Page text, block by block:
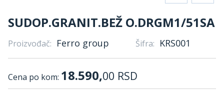
SUDOP.GRANIT.BEŽ O.DRGM1/51SA
Proizvođač: Ferro group Šifra: KRS001
Cena po kom: 18.590,00 RSD